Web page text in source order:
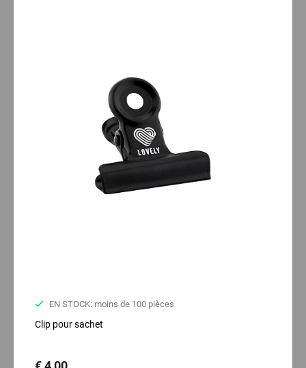
EN STOCK: moins de 100 pièces
Clip pour sachet